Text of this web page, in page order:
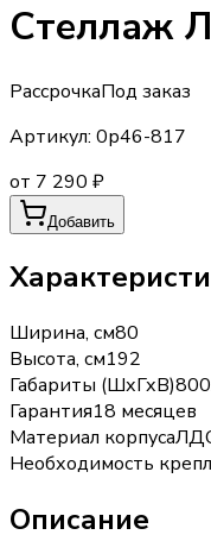
Стеллаж Л
РассрочкаПод заказ
Артикул: 0р46-817
от 7 290 ₽
Добавить
Ширина, см80
Высота, см192
Габариты (ШхГхВ)
Гарантия18 месяцев
Материал корпуса
Необходимость
Описание